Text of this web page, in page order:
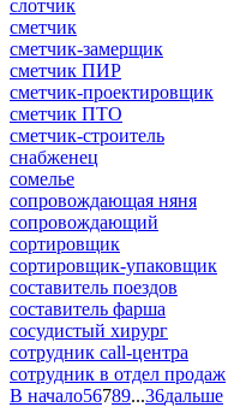
слотчик
сметчик
сметчик-замерщик
сметчик ПИР
сметчик-проектировщик
сметчик ПТО
сметчик-строитель
снабженец
сомелье
сопровождающая няня
сопровождающий
сортировщик
сортировщик-упаковщик
составитель поездов
составитель фарша
сосудистый хирург
сотрудник call-центра
сотрудник в отдел продаж
В начало56789...36дальше